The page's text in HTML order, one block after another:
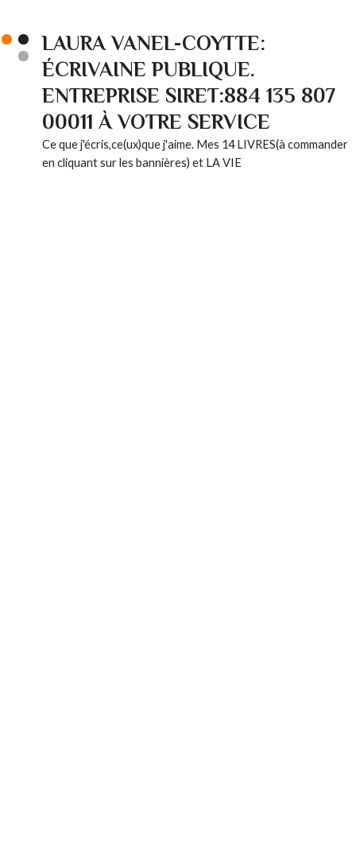
LAURA VANEL-COYTTE:
ÉCRIVAINE PUBLIQUE.
ENTREPRISE SIRET:884 135 807
00011 À VOTRE SERVICE
Ce que j'écris,ce(ux)que j'aime. Mes 14 LIVRES(à commander
en cliquant sur les bannières) et LA VIE